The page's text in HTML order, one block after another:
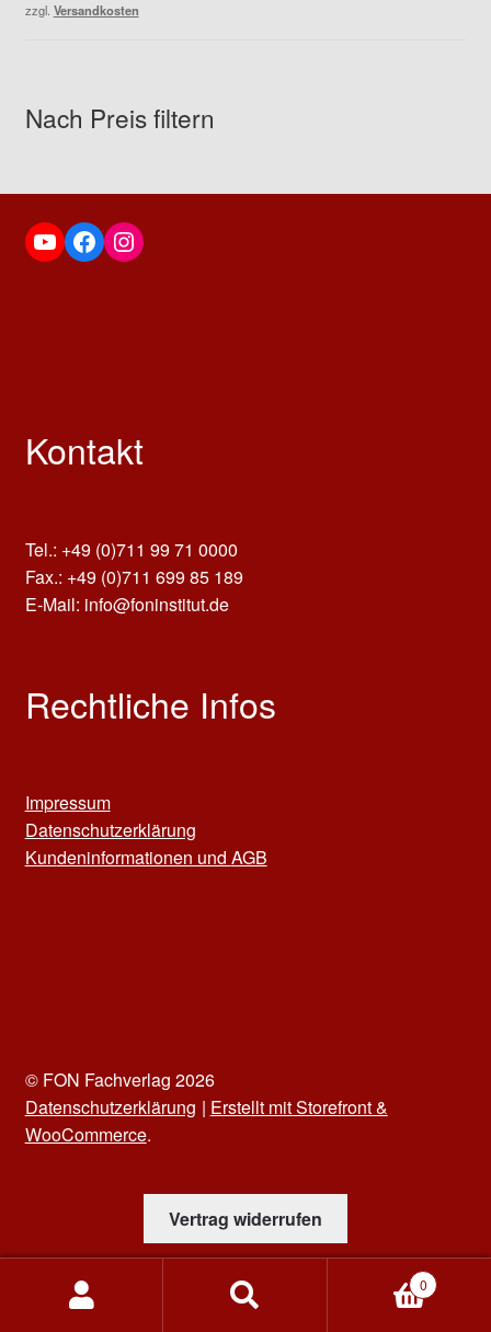
zzgl. Versandkosten
Nach Preis filtern
YouTube Facebook Instagram
Kontakt
Tel.: +49 (0)711 99 71 0000
Fax.: +49 (0)711 699 85 189
E-Mail: info@foninstitut.de
Rechtliche Infos
Impressum
Datenschutzerklärung
Kundeninformationen und AGB
© FON Fachverlag 2026
Datenschutzerklärung
Erstellt mit Storefront &
WooCommerce.
Vertrag widerrufen
Suchen
0